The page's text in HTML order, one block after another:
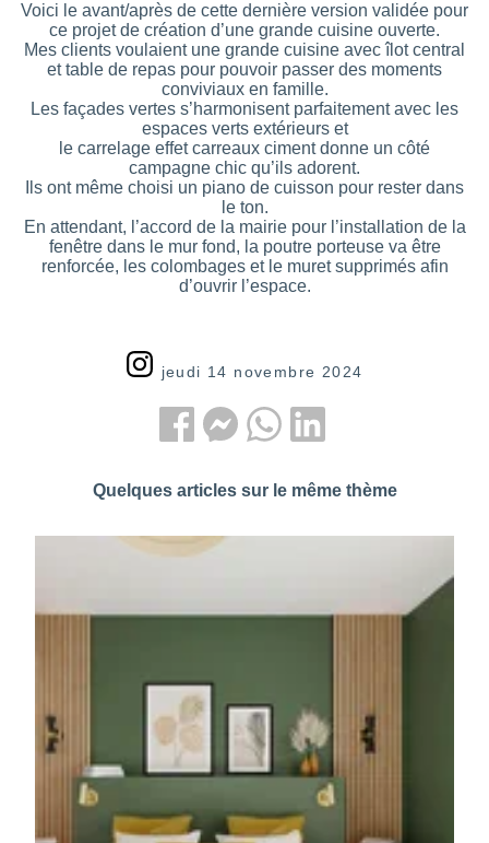
Voici le avant/après de cette dernière version validée pour
ce projet de création d’une grande cuisine ouverte.
Mes clients voulaient une grande cuisine avec îlot central
et table de repas pour pouvoir passer des moments
conviviaux en famille.
Les façades vertes s’harmonisent parfaitement avec les
espaces verts extérieurs et
le carrelage effet carreaux ciment donne un côté
campagne chic qu’ils adorent.
Ils ont même choisi un piano de cuisson pour rester dans
le ton.
En attendant, l’accord de la mairie pour l’installation de la
fenêtre dans le mur fond, la poutre porteuse va être
renforcée, les colombages et le muret supprimés afin
d’ouvrir l’espace.
jeudi 14 novembre 2024
Quelques articles sur le même thème